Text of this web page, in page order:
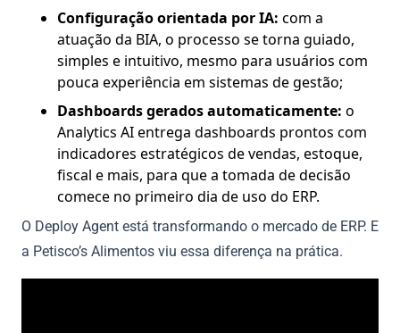
Configuração orientada por IA: com a
atuação da BIA, o processo se torna guiado,
simples e intuitivo, mesmo para usuários com
pouca experiência em sistemas de gestão;
Dashboards gerados automaticamente: o
Analytics AI entrega dashboards prontos com
indicadores estratégicos de vendas, estoque,
fiscal e mais, para que a tomada de decisão
comece no primeiro dia de uso do ERP.
O Deploy Agent está transformando o mercado de ERP. E
a Petisco’s Alimentos viu essa diferença na prática.